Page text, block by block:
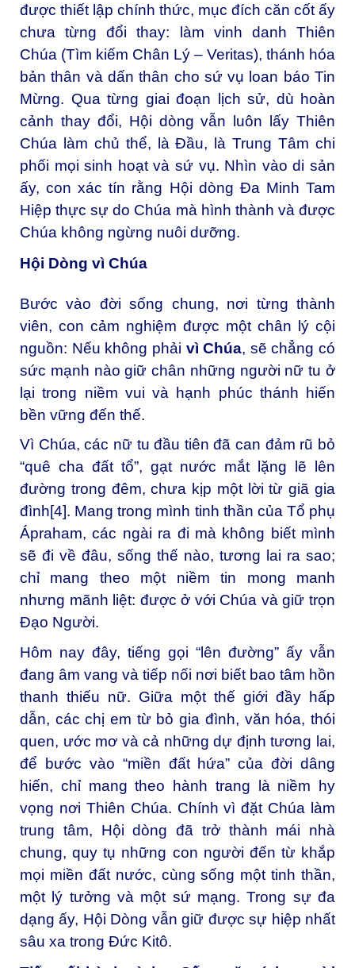
được thiết lập chính thức, mục đích căn cốt ấy
chưa từng đổi thay: làm vinh danh Thiên
Chúa (Tìm kiếm Chân Lý – Veritas), thánh hóa
bản thân và dấn thân cho sứ vụ loan báo Tin
Mừng. Qua từng giai đoạn lịch sử, dù hoàn
cảnh thay đổi, Hội dòng vẫn luôn lấy Thiên
Chúa làm chủ thể, là Đầu, là Trung Tâm chi
phối mọi sinh hoạt và sứ vụ. Nhìn vào di sản
ấy, con xác tín rằng Hội dòng Đa Minh Tam
Hiệp thực sự do Chúa mà hình thành và được
Chúa không ngừng nuôi dưỡng.
Hội Dòng vì Chúa
Bước vào đời sống chung, nơi từng thành
viên, con cảm nghiệm được một chân lý cội
nguồn: Nếu không phải vì Chúa, sẽ chẳng có
sức mạnh nào giữ chân những người nữ tu ở
lại trong niềm vui và hạnh phúc thánh hiến
bền vững đến thế.
Vì Chúa, các nữ tu đầu tiên đã can đảm rũ bỏ
“quê cha đất tổ”, gạt nước mắt lặng lẽ lên
đường trong đêm, chưa kịp một lời từ giã gia
đình[4]. Mang trong mình tinh thần của Tổ phụ
Ápraham, các ngài ra đi mà không biết mình
sẽ đi về đâu, sống thế nào, tương lai ra sao;
chỉ mang theo một niềm tin mong manh
nhưng mãnh liệt: được ở với Chúa và giữ trọn
Đạo Người.
Hôm nay đây, tiếng gọi “lên đường” ấy vẫn
đang âm vang và tiếp nối nơi biết bao tâm hồn
thanh thiếu nữ. Giữa một thế giới đầy hấp
dẫn, các chị em từ bỏ gia đình, văn hóa, thói
quen, ước mơ và cả những dự định tương lai,
để bước vào “miền đất hứa” của đời dâng
hiến, chỉ mang theo hành trang là niềm hy
vọng nơi Thiên Chúa. Chính vì đặt Chúa làm
trung tâm, Hội dòng đã trở thành mái nhà
chung, quy tụ những con người đến từ khắp
mọi miền đất nước, cùng sống một tinh thần,
một lý tưởng và một sứ mạng. Trong sự đa
dạng ấy, Hội Dòng vẫn giữ được sự hiệp nhất
sâu xa trong Đức Kitô.